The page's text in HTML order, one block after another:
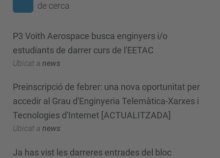
de cerca
P3 Voith Aerospace busca enginyers i/o
estudiants de darrer curs de l'EETAC
Ubicat a news
Preinscripció de febrer: una nova oportunitat per
accedir al Grau d'Enginyeria Telemàtica-Xarxes i
Tecnologies d'Internet [ACTUALITZADA]
Ubicat a news
Ja has vist les darreres entrades del bloc